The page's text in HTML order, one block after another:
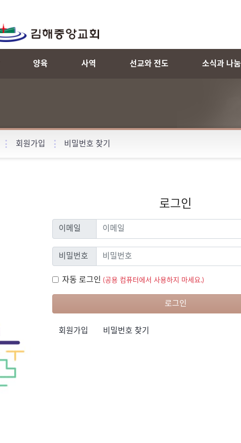
양육 사역 선교와 전도 소식과 나눔
회원가입 비밀번호 찾기
로그인
이메일
이메일
비밀번호
비밀번호
자동 로그인
자동 로그인 (공용 컴퓨터에서 사용하지 마세요.)
로그인
회원가입 비밀번호 찾기